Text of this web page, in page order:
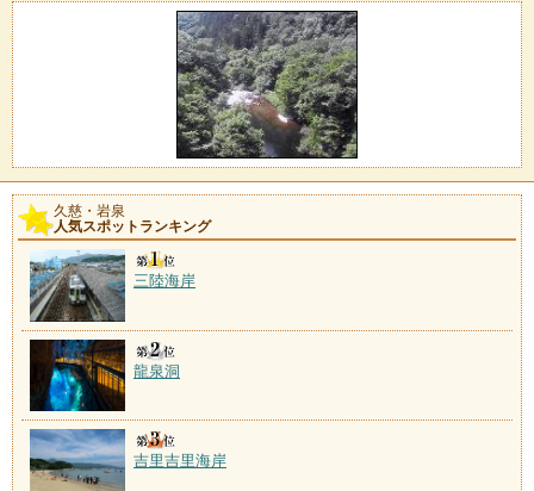
久慈・岩泉
人気スポットランキング
三陸海岸
龍泉洞
吉里吉里海岸